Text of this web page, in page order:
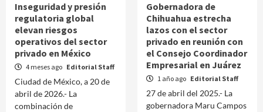
Inseguridad y presión
regulatoria global
elevan riesgos
operativos del sector
privado en México
4 meses ago Editorial Staff
Ciudad de México, a 20 de
abril de 2026.- La
combinación de
Gobernadora de
Chihuahua estrecha
lazos con el sector
privado en reunión con
el Consejo Coordinador
Empresarial en Juárez
1 año ago Editorial Staff
27 de abril del 2025.- La
gobernadora Maru Campos